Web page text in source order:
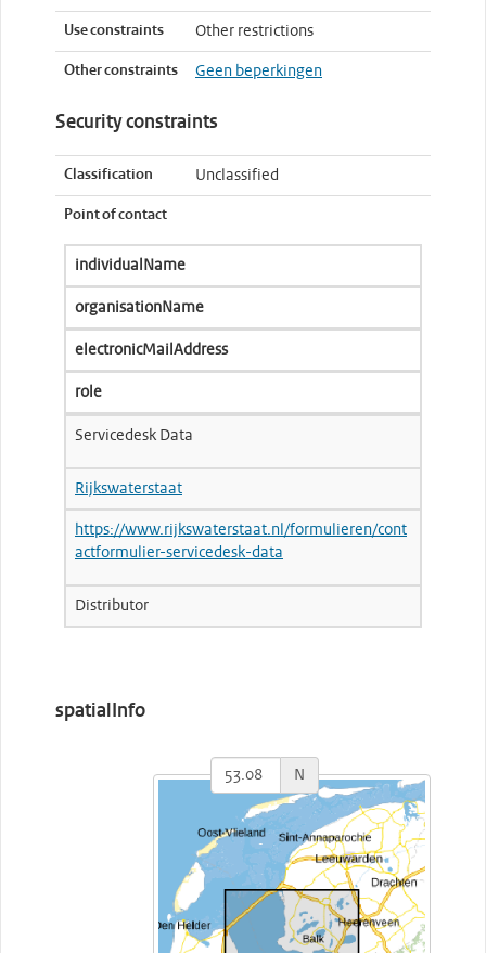
Use constraints Other restrictions
Other constraints Geen beperkingen
Security constraints
Classification Unclassified
Point of contact
individualName
organisationName
electronicMailAddress
role
Servicedesk Data
Rijkswaterstaat
https://www.rijkswaterstaat.nl/formulieren/cont
actformulier-servicedesk-data
Distributor
spatialInfo
N